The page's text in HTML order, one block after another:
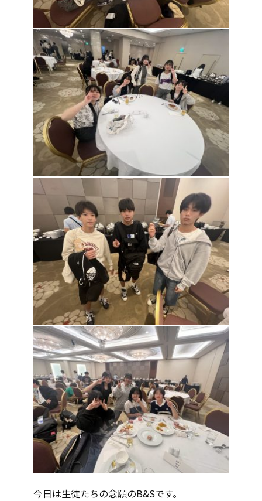
今日は生徒たちの念願のB&Sです。